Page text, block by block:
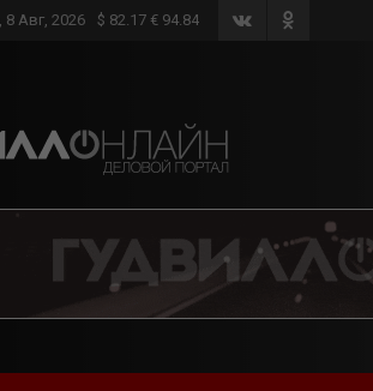
8 Авг, 2026 $ 82.17 € 94.84